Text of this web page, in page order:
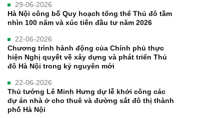
29-06-2026
Hà Nội công bố Quy hoạch tổng thể Thủ đô tầm
nhìn 100 năm và xúc tiến đầu tư năm 2026
22-06-2026
Chương trình hành động của Chính phủ thực
hiện Nghị quyết về xây dựng và phát triển Thủ
đô Hà Nội trong kỷ nguyên mới
22-06-2026
Thủ tướng Lê Minh Hưng dự lễ khởi công các
dự án nhà ở cho thuê và đường sắt đô thị thành
phố Hà Nội